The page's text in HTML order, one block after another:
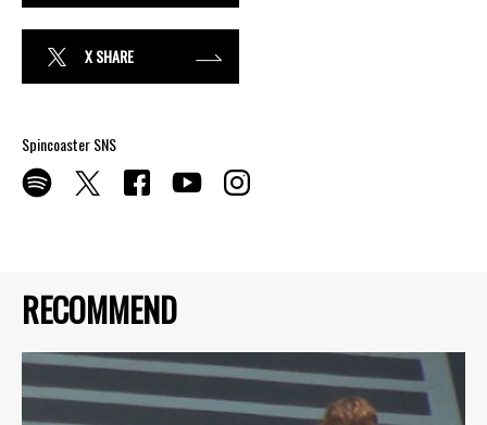
RECOMMEND
X SHARE
Spincoaster SNS